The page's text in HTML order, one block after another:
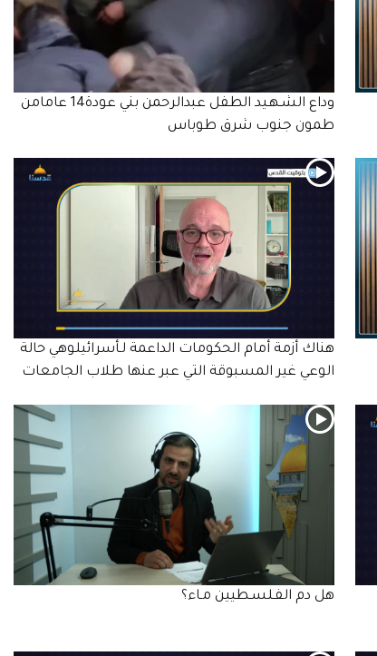
وداع الشـهـيد الطفل عبدالرحمن بني عودة14 عامامن
طمون جنوب شرق طوباس
هناك أزمة أمام الحكومات الداعمة لـأسرائيلوهي حالة
الوعي غير المسبوقة التي عبر عنها طلاب الجامعات
هل دم الفـلسـطيين مـاء؟